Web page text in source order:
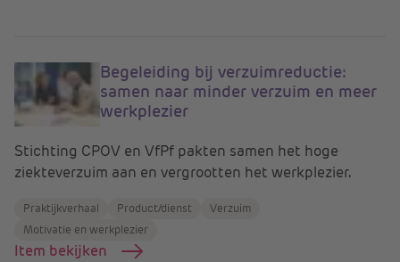
Begeleiding bij verzuimreductie:
samen naar minder verzuim en meer
werkplezier
Stichting CPOV en VfPf pakten samen het hoge
ziekteverzuim aan en vergrootten het werkplezier.
Praktijkverhaal Product/dienst
Verzuim
Motivatie en werkplezier
Item bekijken